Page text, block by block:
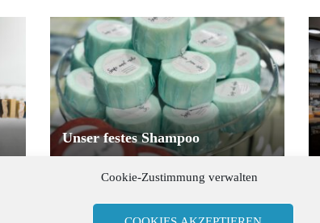
Cookie-Zustimmung verwalten
Unser festes Shampoo